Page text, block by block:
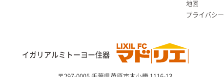
地図
プライバシ
イガリアルミトーヨー住器